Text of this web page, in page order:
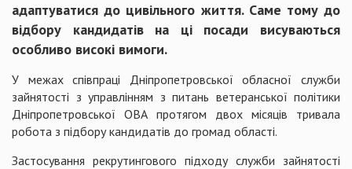
адаптуватися до цивільного життя. Саме тому до
відбору кандидатів на ці посади висуваються
особливо високі вимоги.
У межах співпраці Дніпропетровської обласної служби
зайнятості з управлінням з питань ветеранської політики
Дніпропетровської ОВА протягом двох місяців тривала
робота з підбору кандидатів до громад області.
Застосування рекрутингового підходу служби зайнятості